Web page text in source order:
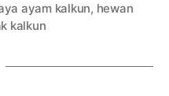
ayam kalkun, hewan
kalkun